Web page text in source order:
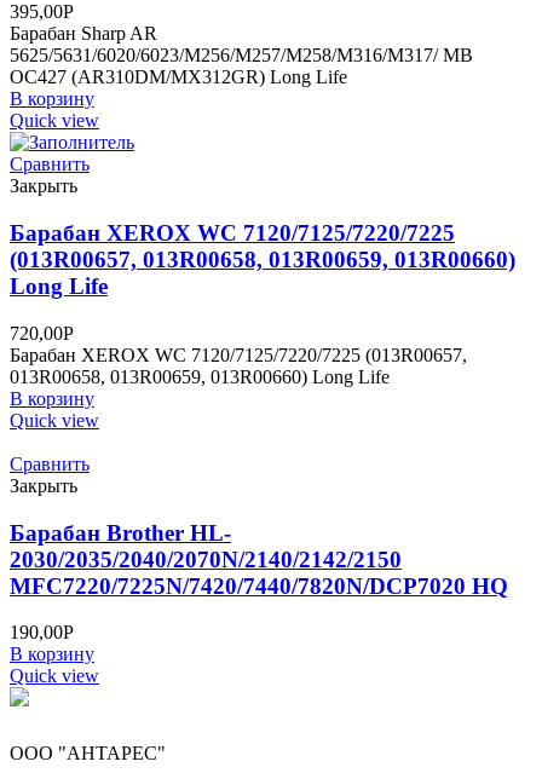
395,00Р
Барабан Sharp AR
5625/5631/6020/6023/M256/M257/M258/M316/M317/ MB
OC427 (AR310DM/MX312GR) Long Life
В корзину
Quick view
Сравнить
Закрыть
Барабан XEROX WC 7120/7125/7220/7225
(013R00657, 013R00658, 013R00659, 013R00660)
Long Life
720,00Р
Барабан XEROX WC 7120/7125/7220/7225 (013R00657,
013R00658, 013R00659, 013R00660) Long Life
В корзину
Quick view
Сравнить
Закрыть
Барабан Brother HL-
2030/2035/2040/2070N/2140/2142/2150
MFC7220/7225N/7420/7440/7820N/DCP7020 HQ
190,00Р
В корзину
Quick view
ООО "АНТАРЕС"